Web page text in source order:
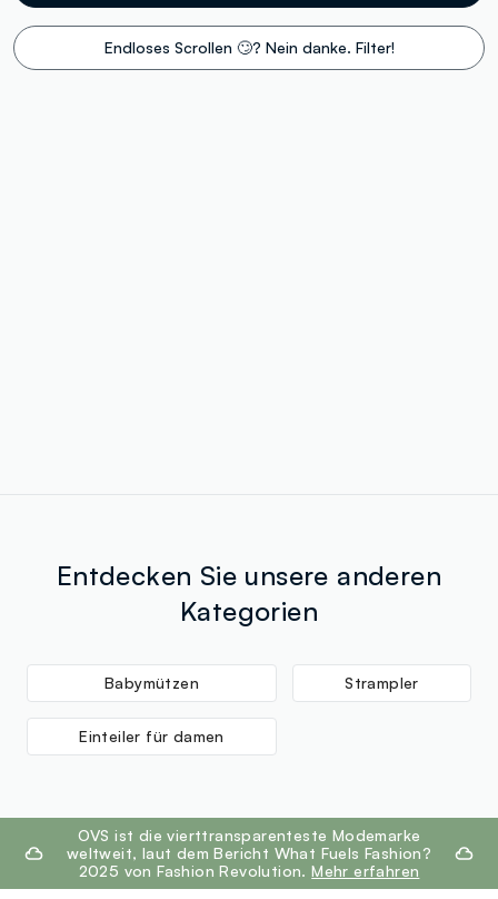
Endloses Scrollen 🙄? Nein danke. Filter!
Entdecken Sie unsere anderen
Kategorien
Babymützen Strampler
Einteiler für damen
footer.ariatitleOVS ist die vierttransparenteste Modemarke
weltweit, laut dem Bericht What Fuels Fashion?
2025 von Fashion Revolution.Mehr erfahren